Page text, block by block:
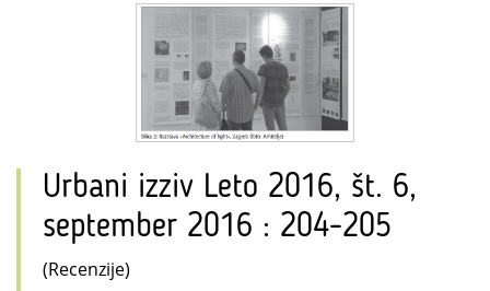
Urbani izziv Leto 2016, št. 6,
september 2016 : 204-205
(Recenzije)